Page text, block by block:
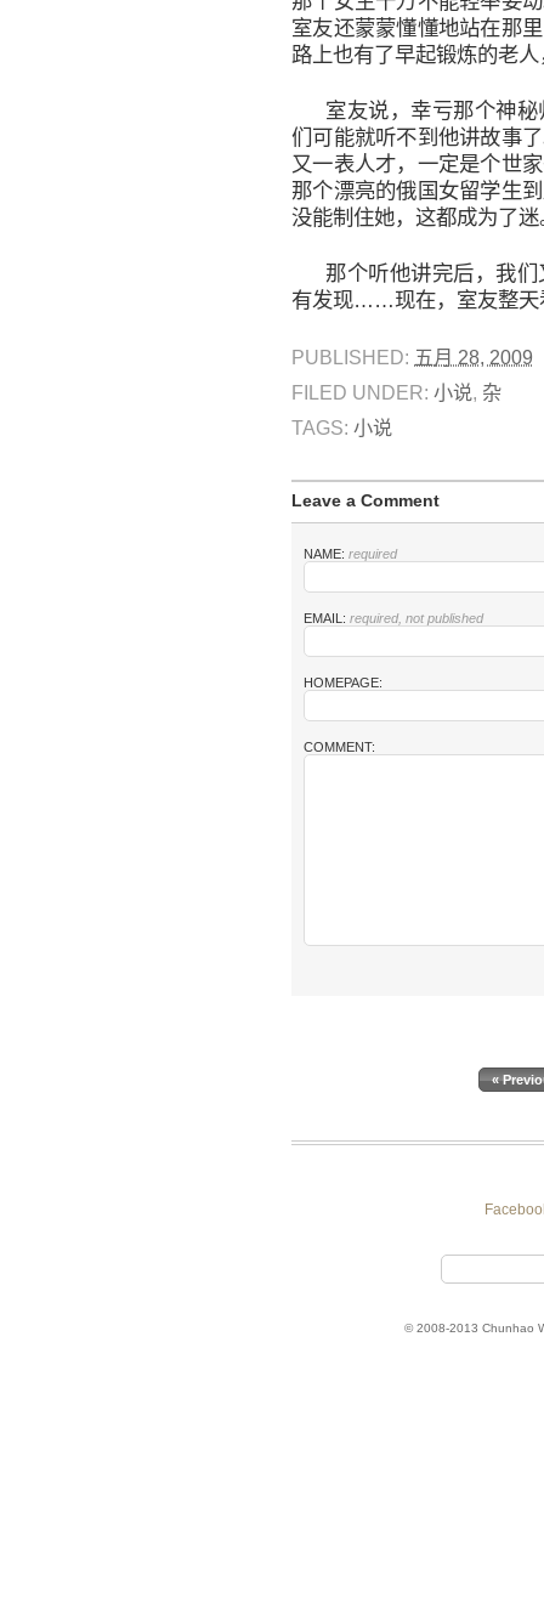
室友还蒙蒙懂懂地站在那
路上也有了早起锻炼的老
室友说，幸亏那个神
们可能就听不到他讲故事
又一表人才，一定是个世
那个漂亮的俄国女留学生
没能制住她，这都成为了迷
那个听他讲完后，我
有发现……现在，室友整
PUBLISHED: 五月 28, 2009
FILED UNDER: 小说, 杂
TAGS: 小说
Leave a Comment
NAME: required
EMAIL: required, not published
HOMEPAGE:
COMMENT:
«
© 2008-2013 Chunhao